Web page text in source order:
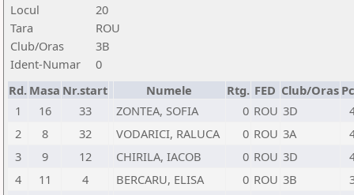
Locul
20
Tara
ROU
Club/Oras
3B
Ident-Numar
0
Rd. Masa Nr.start Numele Rtg. FED Club/Oras
1
16 33 ZONTEA, SOFIA 0 ROU 3D
2
8 32 VODARICI, RALUCA 0 ROU 3A
3
9 12 CHIRILA, IACOB 0 ROU 3D
4
11 4 BERCARU, ELISA 0 ROU 3B